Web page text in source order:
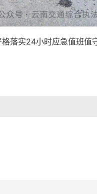
落实24小时应急值班值